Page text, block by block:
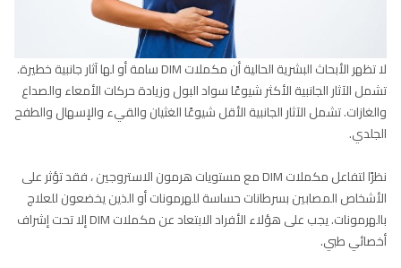
لا تظهر الأبحاث البشرية الحالية أن مكملات DIM سامة أو لها آثار جانبية خطيرة.
تشمل الآثار الجانبية الأكثر شيوعًا سواد البول وزيادة حركات الأمعاء والصداع
والغازات. تشمل الآثار الجانبية الأقل شيوعًا الغثيان والقيء والإسهال والطفح
الجلدي.
نظرًا لتفاعل مكملات DIM مع مستويات هرمون الاستروجين ، فقد تؤثر على
الأشخاص المصابين بسرطانات حساسة للهرمونات أو الذين يخضعون للعلاج
بالهرمونات. يجب على هؤلاء الأفراد الابتعاد عن مكملات DIM إلا تحت إشراف
أخصائي طبي.